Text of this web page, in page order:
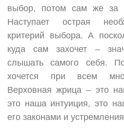
выбор, потом сам же за
Наступает острая
критерий выбора. А
куда сам захочет –
слышать самого себя.
хочется при всем
Верховная жрица – это
это наша интуиция, это
его законами и